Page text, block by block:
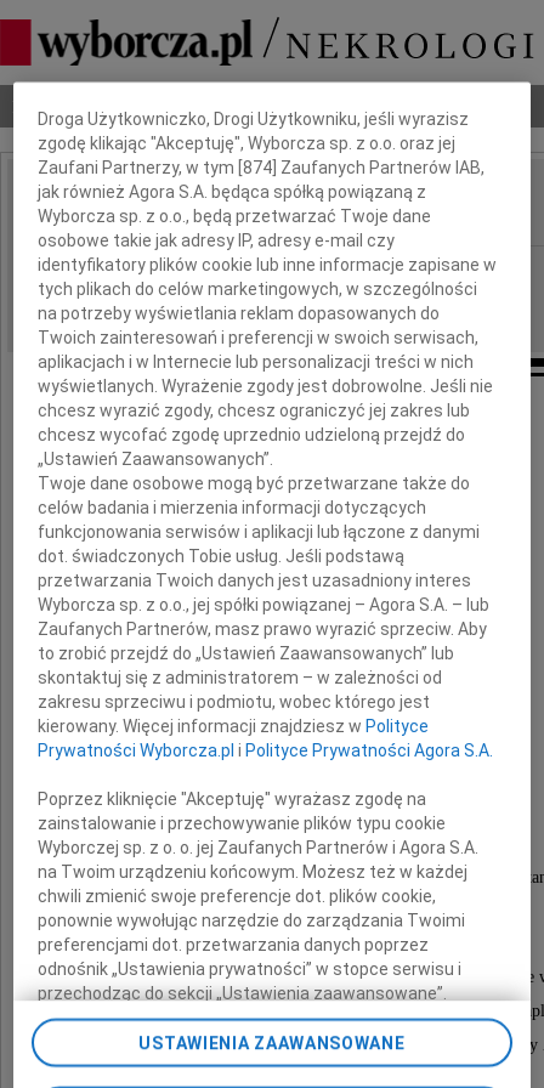
Nekrologi Odeszli Poradnik pogrzebowy
IMIĘ I NAZWISKO: Urszula Gros-Byczek
REGION: Kraków
DATA EMISJI: 03.04.2012
Na zawsze pozostaniesz
Urszula
Gros-Byczek
Najukochańsza Żona, Mamusia i Siostra
Przeżywszy lat 51, opatrzona świętymi
zasnęła w Panu dnia 2 kwietnia 2012 roku.
Msza święta żałobna przy Zmarłej odprawiona zostanie
dnia 4 kwietnia 2012 roku, o godzinie 15.00 w
na cmentarzu parafialnym w Borku Fałęckim przy ulicy
Dbamy o Twoją prywatność
Droga Użytkowniczko, Drogi Użytkowniku, jeśli wyrazisz
zgodę klikając "Akceptuję", Wyborcza sp. z o.o. oraz jej
Zaufani Partnerzy, w tym [874 ] Zaufanych Partnerów IAB,
jak również Agora S.A. będąca spółką powiązaną z
Wyborcza sp. z o.o., będą przetwarzać Twoje dane
osobowe takie jak adresy IP, adresy e-mail czy
identyfikatory plików cookie lub inne informacje zapisane w
tych plikach do celów marketingowych, w szczególności
na potrzeby wyświetlania reklam dopasowanych do
Twoich zainteresowań i preferencji w swoich serwisach,
aplikacjach i w Internecie lub personalizacji treści w nich
wyświetlanych. Wyrażenie zgody jest dobrowolne. Jeśli nie
chcesz wyrazić zgody, chcesz ograniczyć jej zakres lub
chcesz wycofać zgodę uprzednio udzieloną przejdź do
„Ustawień Zaawansowanych”.
Twoje dane osobowe mogą być przetwarzane także do
celów badania i mierzenia informacji dotyczących
funkcjonowania serwisów i aplikacji lub łączone z danymi
dot. świadczonych Tobie usług. Jeśli podstawą
przetwarzania Twoich danych jest uzasadniony interes
Wyborcza sp. z o.o., jej spółki powiązanej – Agora S.A. – lub
Zaufanych Partnerów, masz prawo wyrazić sprzeciw. Aby
to zrobić przejdź do „Ustawień Zaawansowanych” lub
skontaktuj się z administratorem – w zależności od
zakresu sprzeciwu i podmiotu, wobec którego jest
kierowany. Więcej informacji znajdziesz w Polityce
Prywatności Wyborcza.pl i Polityce Prywatności Agora S.A.
Poprzez kliknięcie "Akceptuję" wyrażasz zgodę na
zainstalowanie i przechowywanie plików typu cookie
Wyborczej sp. z o. o. jej Zaufanych Partnerów i Agora S.A.
na Twoim urządzeniu końcowym. Możesz też w każdej
chwili zmienić swoje preferencje dot. plików cookie,
ponownie wywołując narzędzie do zarządzania Twoimi
preferencjami dot. przetwarzania danych poprzez
odnośnik „Ustawienia prywatności” w stopce serwisu i
przechodząc do sekcji „Ustawienia zaawansowane”.
Zmiana ustawień plików cookie możliwa jest także za
pomocą ustawień przeglądarki.
USTAWIENIA ZAAWANSOWANE